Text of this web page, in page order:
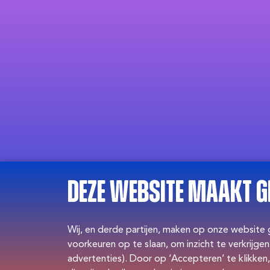
Deze website maakt
Wij, en derde partijen, maken op onze
voorkeuren op te slaan, om inzicht te
advertenties). Door op ‘Accepteren’ te